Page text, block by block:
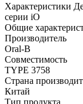
Характеристики
серии iO
Общие
Производитель
Oral-B
Совместимость
TYPE 3758
Страна
Китай
Тип продукта